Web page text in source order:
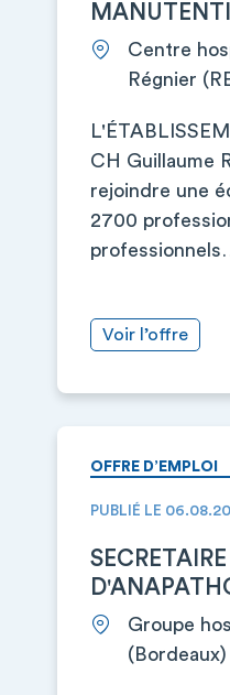
Centre
Régnier
CH Guillaume
rejoindre une
2700
Voir l’offre
OFFRE D’EMPLOI
PUBLIÉ LE
Groupe
(Bordeaux)